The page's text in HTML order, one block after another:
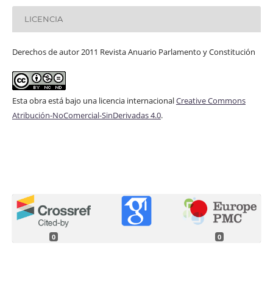
LICENCIA
Derechos de autor 2011 Revista Anuario Parlamento y Constitución
Esta obra está bajo una licencia internacionalCreative Commons
Atribución-NoComercial-SinDerivadas 4.0.
0 0